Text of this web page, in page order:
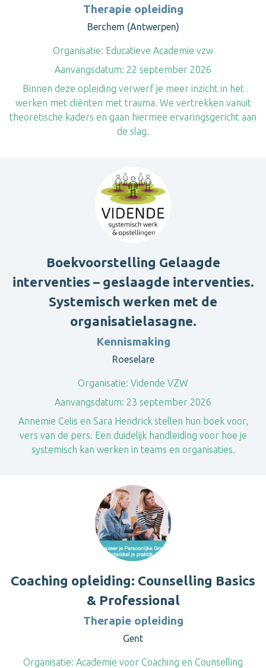
Therapie opleiding
Berchem (Antwerpen)
Organisatie: Educatieve Academie vzw
Aanvangsdatum: 22 september 2026
Binnen deze opleiding verwerf je meer inzicht in het
werken met cliënten met trauma. We vertrekken vanuit
theoretische kaders en gaan hiermee ervaringsgericht aan
de slag.
Boekvoorstelling Gelaagde
interventies – geslaagde interventies.
Systemisch werken met de
organisatielasagne.
Kennismaking
Roeselare
Organisatie: Vidende VZW
Aanvangsdatum: 23 september 2026
Annemie Celis en Sara Hendrick stellen hun boek voor,
vers van de pers. Een duidelijk handleiding voor hoe je
systemisch kan werken in teams en organisaties.
Coaching opleiding: Counselling Basics
& Professional
Therapie opleiding
Gent
Organisatie: Academie voor Coaching en Counselling